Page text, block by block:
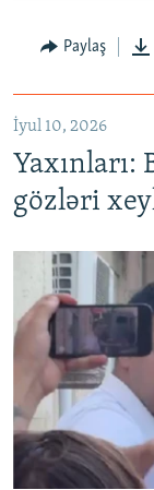
Paylaş
İyul 10, 2026
Yaxınları:
gözləri